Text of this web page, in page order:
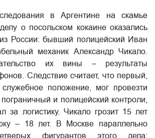
в Аргентине на скамье
о посольском кокаине оказались
России: бывший полицейский Иван
механик Александр Чикало.
их вины – результаты
Следствие считает, что первый,
положение, мог провезти
и полицейский контроли,
за логистику. Чикало грозит 15 лет
– 18 лет. В Москве параллельно